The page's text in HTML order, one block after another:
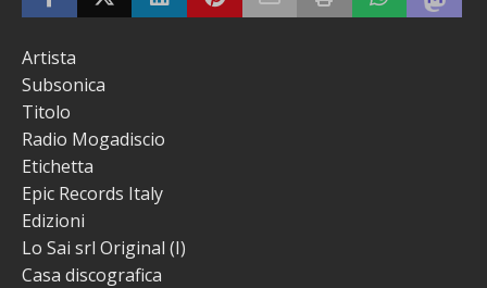
Artista
Subsonica
Titolo
Radio Mogadiscio
Etichetta
Epic Records Italy
Edizioni
Lo Sai srl Original (I)
Casa discografica